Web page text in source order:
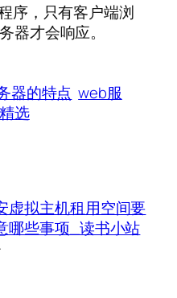
序，只有客户端浏
器才会响应。
器的特点 web服
精选
虚拟主机租用空间要
哪些事项_读书小站